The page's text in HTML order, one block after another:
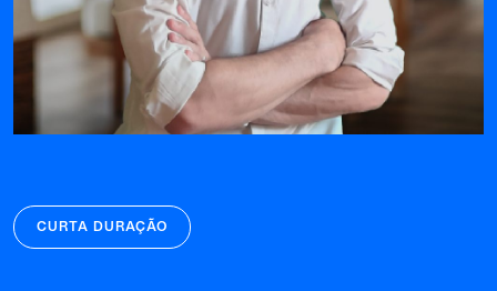
CURTA DURAÇÃO